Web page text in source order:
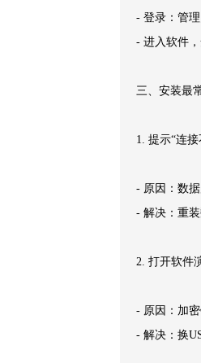
- 登录：管
- 进入软件，
三、安装最
1. 提示“连
- 原因：数
- 解决：重
2. 打开软件
- 原因：加
- 解决：换